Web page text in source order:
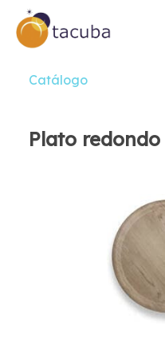
Catálogo
Plato